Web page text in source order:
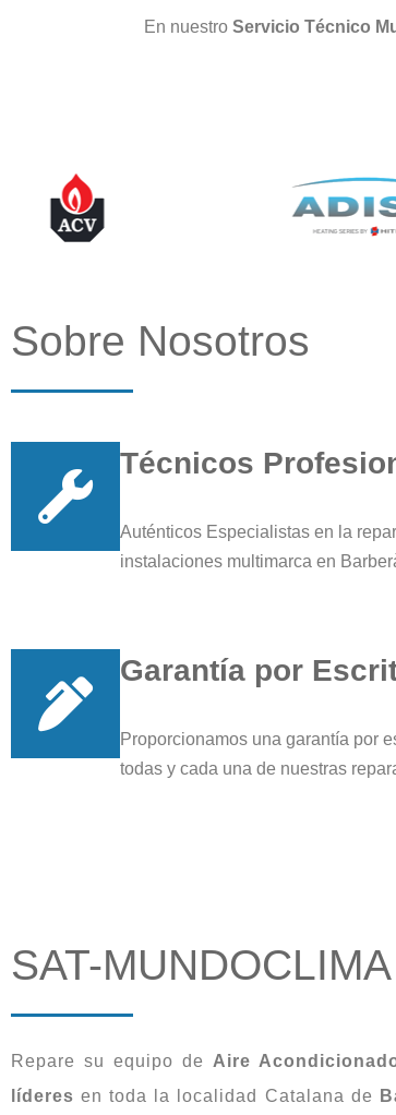
En nuestro Servicio Técnico
Sobre Nosotros
Técnicos
Auténticos Especialistas en la
instalaciones multimarca en
Garantía por
Proporcionamos una garantía por
todas y cada una de nuestras
SAT-MUNDOCLIMA
Repare su equipo de Aire
líderes en toda la localidad Catalana de